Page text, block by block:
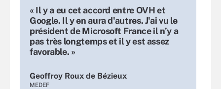
« Il y a eu cet accord entre OVH et
Google. Il y en aura d'autres. J'ai vu le
président de Microsoft France il n’y a
pas très longtemps et il y est assez
favorable. »
Geoffroy Roux de Bézieux
MEDEF